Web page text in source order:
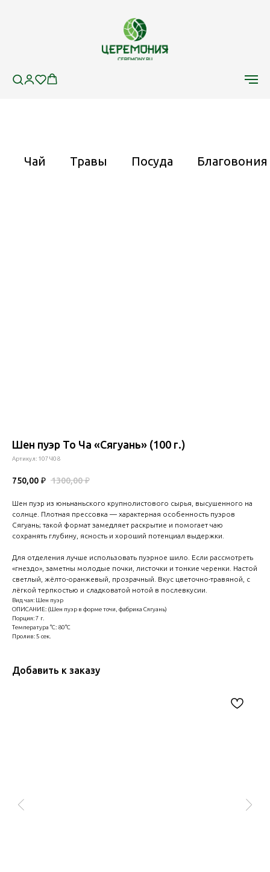
Чай Травы Посуда Благовония
Шен пуэр То Ча «Сягуань» (100 г.)
Артикул: 107Ч08
750,00 ₽ 1300,00 ₽
Шен пуэр из юньнаньского крупнолистового сырья, высушенного на
солнце. Плотная прессовка — характерная особенность пуэров
Сягуань; такой формат замедляет раскрытие и помогает чаю
сохранять глубину, ясность и хороший потенциал выдержки.
Для отделения лучше использовать пуэрное шило. Если рассмотреть
«гнездо», заметны молодые почки, листочки и тонкие черенки. Настой
светлый, жёлто-оранжевый, прозрачный. Вкус цветочно-травяной, с
лёгкой терпкостью и сладковатой нотой в послевкусии.
Вид чая: Шен пуэр
ОПИСАНИЕ: (Шен пуэр в форме точи, фабрика Сягуань)
Порция: 7 г.
Температура °C: 80°C
Пролив: 5 сек.
Добавить к заказу